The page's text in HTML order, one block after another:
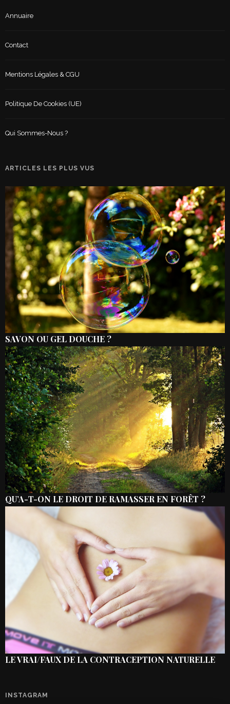
Annuaire
Contact
Mentions Légales & CGU
Politique De Cookies (UE)
Qui Sommes-Nous ?
ARTICLES LES PLUS VUS
SAVON OU GEL DOUCHE ?
QU’A-T-ON LE DROIT DE RAMASSER EN FORÊT ?
LE VRAI/FAUX DE LA CONTRACEPTION NATURELLE
INSTAGRAM